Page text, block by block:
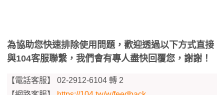
為協助您快速排除使用問題，歡迎透過以下方式直接
與104客服聯繫，我們會有專人盡快回覆您，謝謝！
【電話客服】 02-2912-6104 轉 2